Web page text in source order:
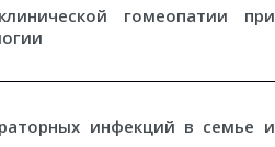
гомеопатии при
инфекций в семье и